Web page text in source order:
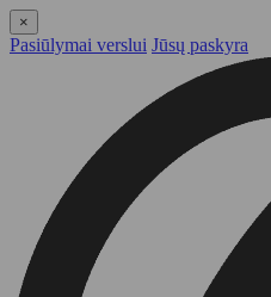
×
Pasiūlymai verslui Jūsų paskyra